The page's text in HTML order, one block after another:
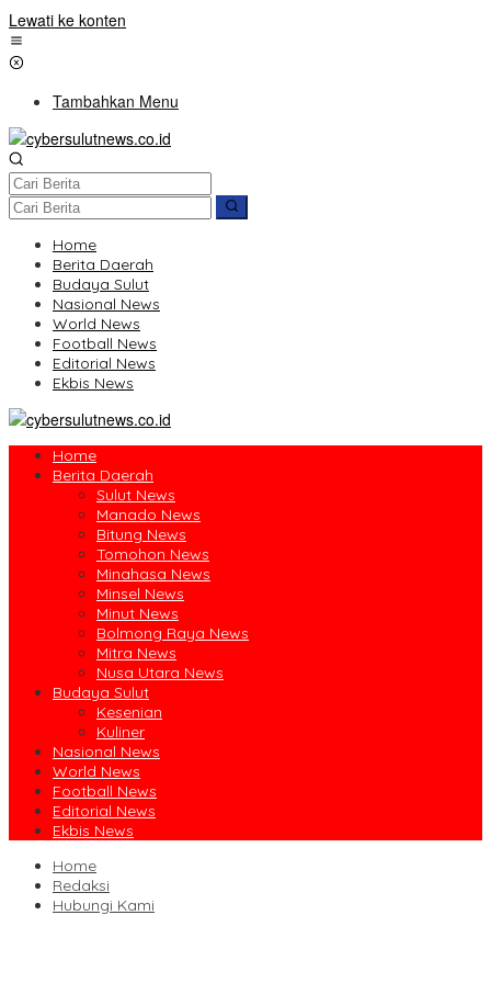
Lewati ke konten
Tambahkan Menu
Home
Berita Daerah
Budaya Sulut
Nasional News
World News
Football News
Editorial News
Ekbis News
Home
Berita Daerah
Sulut News
Manado News
Bitung News
Tomohon News
Minahasa News
Minsel News
Minut News
Bolmong Raya News
Mitra News
Nusa Utara News
Budaya Sulut
Kesenian
Kuliner
Nasional News
World News
Football News
Editorial News
Ekbis News
Home
Redaksi
Hubungi Kami